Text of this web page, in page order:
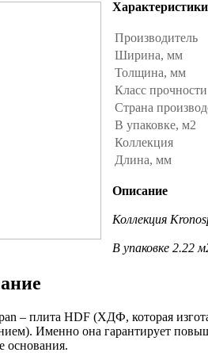
Характеристики
Производитель
Ширина, мм
Толщина, мм
Класс прочности
Страна
В упаковке, м2
Коллекция
Длина, мм
Описание
Коллекция
В упаковке 2.22
– плита HDF (ХДФ, которая
Именно она гарантирует
основания.